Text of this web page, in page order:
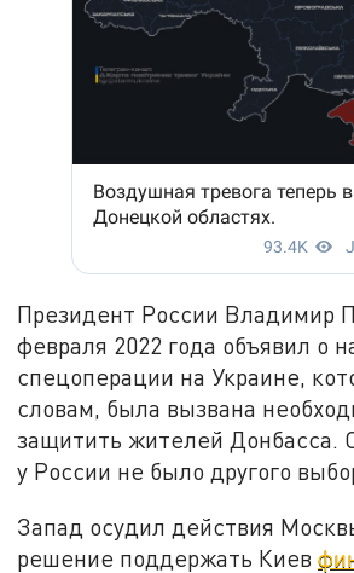
Президент России Владимир
февраля 2022 года объявил о
спецоперации на Украине,
словам, была вызвана
защитить жителей Донбасса.
у России не было другого
Запад осудил действия
решение поддержать Киев